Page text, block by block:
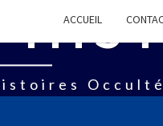
ACCUEIL